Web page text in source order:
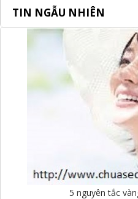
TIN NGẪU NHIÊN
5 nguyên tắc